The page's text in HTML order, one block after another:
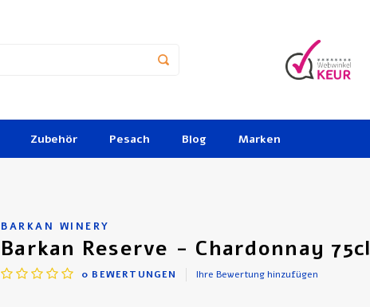
Zubehör Pesach Blog Marken
BARKAN WINERY
Barkan Reserve - Chardonnay 75cl
0 BEWERTUNGEN Ihre Bewertung hinzufügen